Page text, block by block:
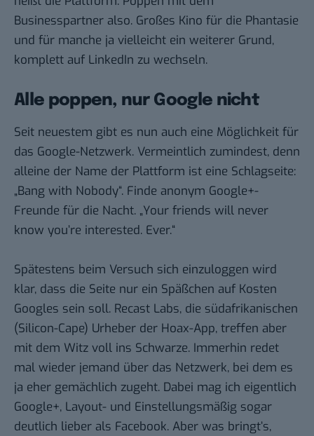
Businesspartner also. Großes Kino für die Phantasie
und für manche ja vielleicht ein weiterer Grund,
komplett auf LinkedIn zu wechseln.
Alle poppen, nur Google nicht
Seit neuestem gibt es nun auch eine Möglichkeit für
das Google-Netzwerk. Vermeintlich zumindest, denn
alleine der Name der Plattform ist eine Schlagseite:
„Bang with Nobody“. Finde anonym Google+-
Freunde für die Nacht. „Your friends will never
know you’re interested. Ever.“
Spätestens beim Versuch sich einzuloggen wird
klar, dass die Seite nur ein Späßchen auf Kosten
Googles sein soll. Recast Labs, die südafrikanischen
(Silicon-Cape) Urheber der Hoax-App, treffen aber
mit dem Witz voll ins Schwarze. Immerhin redet
mal wieder jemand über das Netzwerk, bei dem es
ja eher gemächlich zugeht. Dabei mag ich eigentlich
Google+, Layout- und Einstellungsmäßig sogar
deutlich lieber als Facebook. Aber was bringt’s,